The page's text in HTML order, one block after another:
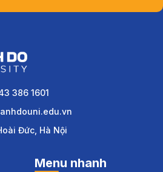
386 1601
Đức, Hà Nội
Menu nhanh